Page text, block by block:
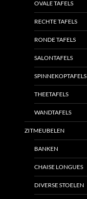
OVALE TAFELS
RECHTE TAFELS
RONDE TAFELS
SALONTAFELS
SPINNEKOPTAFELS
THEETAFELS
WANDTAFELS
ZITMEUBELEN
BANKEN
CHAISE LONGUES
DIVERSE STOELEN